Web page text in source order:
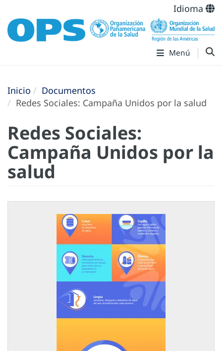
Idioma
Menú
Inicio
Documentos
Redes Sociales: Campaña Unidos por la salud
Redes Sociales:
Campaña Unidos por la
salud